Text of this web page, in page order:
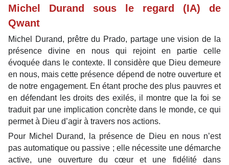
Michel Durand sous le regard (IA) de
Qwant
Michel Durand, prêtre du Prado, partage une vision de la
présence divine en nous qui rejoint en partie celle
évoquée dans le contexte. Il considère que Dieu demeure
en nous, mais cette présence dépend de notre ouverture et
de notre engagement. En étant proche des plus pauvres et
en défendant les droits des exilés, il montre que la foi se
traduit par une implication concrète dans le monde, ce qui
permet à Dieu d’agir à travers nos actions.
Pour Michel Durand, la présence de Dieu en nous n’est
pas automatique ou passive ; elle nécessite une démarche
active, une ouverture du cœur et une fidélité dans